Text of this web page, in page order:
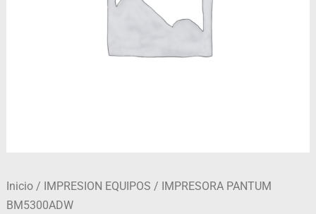
Inicio / IMPRESION EQUIPOS / IMPRESORA PANTUM
BM5300ADW